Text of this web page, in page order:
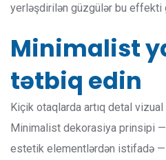
yerləşdirilən güzgülər bu effekti
Minimalist
tətbiq edin
Kiçik otaqlarda artıq detal vizual
Minimalist dekorasiya prinsipi
estetik elementlərdən istifadə —